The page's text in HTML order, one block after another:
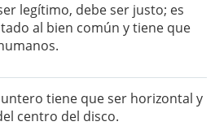
legítimo, debe ser justo; es
al bien común y tiene que
tiene que ser horizontal y
centro del disco.